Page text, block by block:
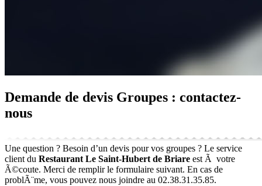
Demande de devis Groupes : contactez-
nous
Une question ? Besoin d’un devis pour vos groupes ? Le service
client du Restaurant Le Saint-Hubert de Briare est Ã votre
Ã©coute. Merci de remplir le formulaire suivant. En cas de
problÃ¨me, vous pouvez nous joindre au 02.38.31.35.85.